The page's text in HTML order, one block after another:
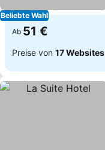
Beliebte Wahl
Ab 51 €
Preise von 17 Websites